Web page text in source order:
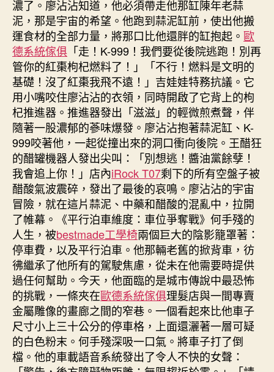
濃了。廖沾沾知道，他必須帶走他那缸陳年老蒜
泥，那是宇宙的希望。他跑到蒜泥缸前，使出他搬
運食材的全部力量，將那口比他還胖的缸抱起。 歐
德系統傢俱 「走！K-999！我們要從後院逃跑！別再
管你的紅棗枸杞燃料了！」「不行！燃料是文明的
基礎！沒了紅棗我飛不遠！」吉娃娃特務抗議。它
用小嘴咬住廖沾沾的衣領，同時開啟了它背上的枸
杞推進器。推進器發出「滋滋」的輕微煎煮聲，伴
隨著一股濃郁的蔘味爆發。廖沾沾抱著蒜泥缸、K-
999咬著他，一起從撞出來的洞口衝向後院。王醋狂
的醋罐機器人發出尖叫：「別想逃！醬油黨餘孽！
我會追上你！」店內iRock T07剩下的所有空盤子被
醋酸氣波震碎，發出了最後的哀鳴。廖沾沾的宇宙
冒險，就在這片蒜泥、中藥和醋酸的混亂中，拉開
了帷幕。《平行泊車維度：車位爭奪戰》何手殘的
人生，被bestmade工學椅兩個巨大的陰影籠罩著：
停車費，以及平行泊車。他那輛老舊的掀背車，彷
彿繼承了他所有的駕駛焦慮，從未在他需要時提供
過任何幫助。今天，他面臨的是城市傳說中最恐怖
的挑戰，一條夾在歐德系統傢俱理髮店與一間專賣
金屬雕像的畫廊之間的窄巷。一個看起來比他車子
尺寸小上三十公分的停車格，上面還灑著一層可疑
的白色粉末。何手殘深吸一口氣。將車子打了倒
檔。他的車載語音系統發出了令人不快的女聲：